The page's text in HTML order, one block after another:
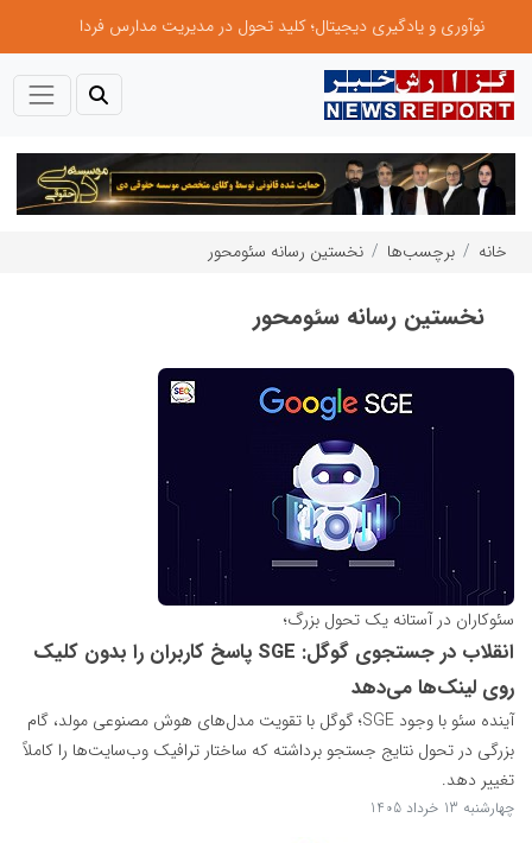
نوآوری و یادگیری دیجیتال؛ کلید تحول در مدیریت مدارس فردا
خانه برچسب‌ها نخستین رسانه سئومحور
نخستین رسانه سئومحور
سئوکاران در آستانه یک تحول بزرگ؛
انقلاب در جستجوی گوگل: SGE پاسخ کاربران را بدون کلیک
روی لینک‌ها می‌دهد
آینده سئو با وجود SGE؛ گوگل با تقویت مدل‌های هوش مصنوعی مولد، گام
بزرگی در تحول نتایج جستجو برداشته که ساختار ترافیک وب‌سایت‌ها را کاملاً
تغییر دهد.
چهارشنبه 13 خرداد 1405